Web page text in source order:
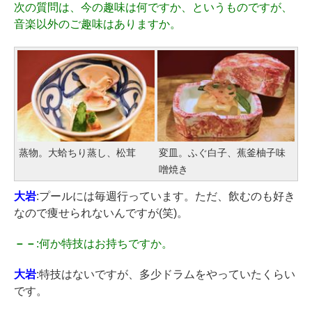
次の質問は、今の趣味は何ですか、というものですが、
音楽以外のご趣味はありますか。
蒸物。大蛤ちり蒸し、松茸
変皿。ふぐ白子、蕉釜柚子味
噌焼き
大岩:プールには毎週行っています。ただ、飲むのも好き
なので痩せられないんですが(笑)。
－－ :何か特技はお持ちですか。
大岩:特技はないですが、多少ドラムをやっていたくらい
です。